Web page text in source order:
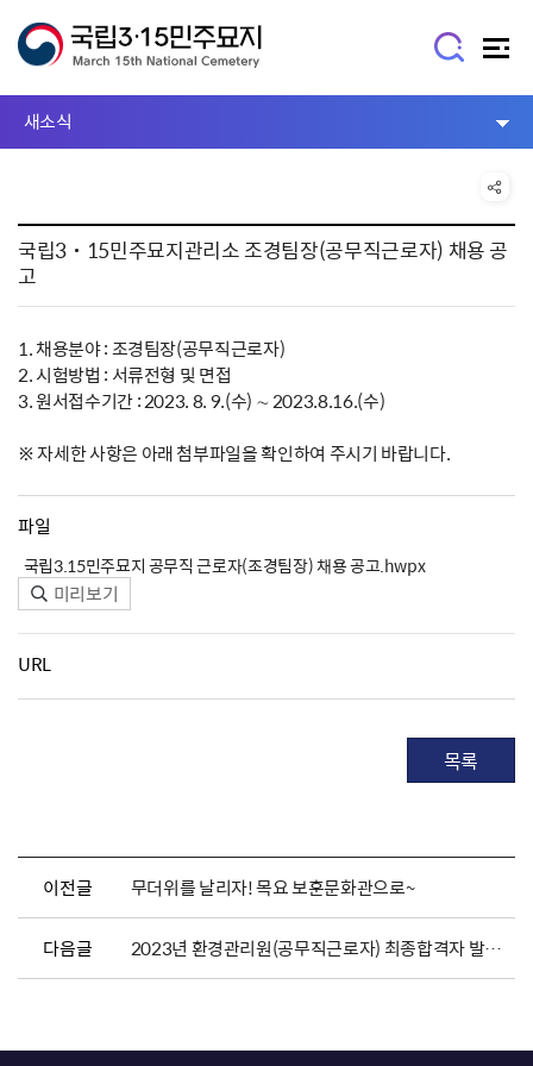
새소식
국립3˙15민주묘지관리소 조경팀장(공무직근로자) 채용 공
고
1. 채용분야 : 조경팀장(공무직근로자)
2. 시험방법 : 서류전형 및 면접
3. 원서접수기간 : 2023. 8. 9.(수) ∼ 2023.8.16.(수)
※ 자세한 사항은 아래 첨부파일을 확인하여 주시기 바랍니다.
파일
국립3.15민주묘지 공무직 근로자(조경팀장) 채용 공고.hwpx
미리보기
URL
목록
이전글 무더위를 날리자! 목요 보훈문화관으로~
다음글 2023년 환경관리원(공무직근로자) 최종합격자 발표 및 채용서류 제출 공고